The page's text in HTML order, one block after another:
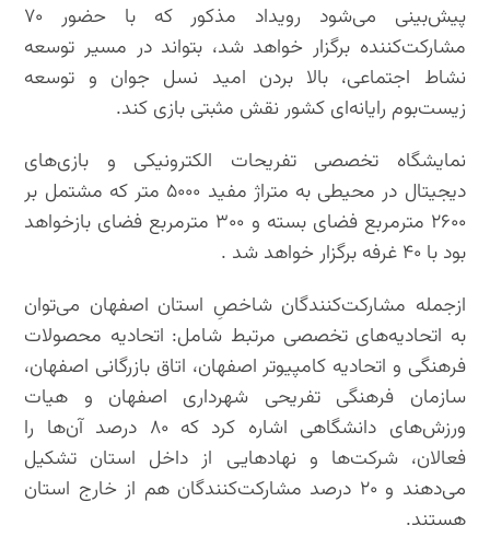
پیش‌بینی می‌شود رویداد مذکور که با حضور ۷۰
مشارکت‌کننده برگزار خواهد شد، بتواند در مسیر توسعه
نشاط اجتماعی، بالا بردن امید نسل جوان و توسعه
زیست‌بوم رایانه‌ای کشور نقش مثبتی بازی کند.
نمایشگاه تخصصی تفریحات الکترونیکی و بازی‌های
دیجیتال در محیطی به متراژ مفيد ۵۰۰۰ متر که مشتمل بر
۲۶۰۰ مترمربع فضای بسته و ۳۰۰ مترمربع فضای بازخواهد
بود با ۴۰ غرفه برگزار خواهد شد .
ازجمله مشارکت‌کنندگان شاخصِ استان اصفهان می‌توان
به اتحادیه‌های تخصصی مرتبط شامل: اتحادیه محصولات
فرهنگی و اتحادیه کامپیوتر اصفهان، اتاق بازرگانی اصفهان،
سازمان فرهنگی تفریحی شهرداری اصفهان و هیات
ورزش‌های دانشگاهی اشاره کرد که ۸۰ درصد آن‌ها را
فعالان، شرکت‌ها و نهادهایی از داخل استان تشکیل
می‌دهند و ۲۰ درصد مشارکت‌کنندگان هم از خارج استان
هستند.